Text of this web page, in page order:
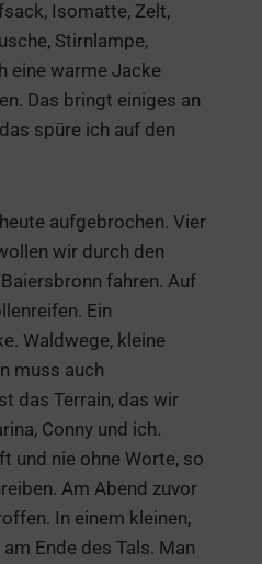
Isomatte, Zelt,
Stirnlampe,
eine warme Jacke
Das bringt einiges an
spüre ich auf den
aufgebrochen. Vier
wir durch den
fahren. Auf
Ein
Waldwege, kleine
muss auch
das Terrain, das wir
Conny und ich.
und nie ohne Worte, so
Am Abend zuvor
In einem kleinen,
Ende des Tals. Man